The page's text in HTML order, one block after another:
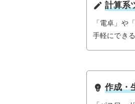
create 計算系
「電卓」や
手軽にでき
emoji_objects 作成・